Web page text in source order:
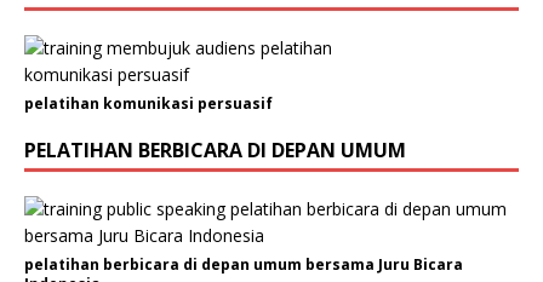
s
pelatihan komunikasi persuasif
PELATIHAN BERBICARA DI DEPAN UMUM
pelatihan berbicara di depan umum bersama Juru Bicara